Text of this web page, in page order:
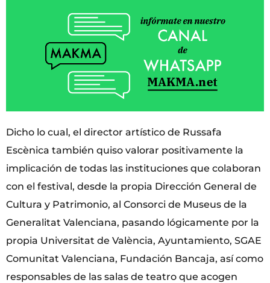
Dicho lo cual, el director artístico de Russafa
Escènica también quiso valorar positivamente la
implicación de todas las instituciones que colaboran
con el festival, desde la propia Dirección General de
Cultura y Patrimonio, al Consorci de Museus de la
Generalitat Valenciana, pasando lógicamente por la
propia Universitat de València, Ayuntamiento, SGAE
Comunitat Valenciana, Fundación Bancaja, así como
responsables de las salas de teatro que acogen